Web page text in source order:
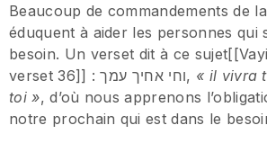
Beaucoup de commandements de
éduquent à aider les personnes qui
besoin. Un verset dit à ce
verset 36]] : וחי אחיך עמך, « il vivra
toi », d’où nous apprenons
notre prochain qui est dans le